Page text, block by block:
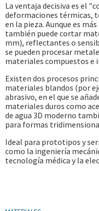
La ventaja decisiva es el
deformaciones térmicas,
en la pieza. Aunque es
también puede cortar
mm), reflectantes o
se pueden procesar
materiales compuestos e
Existen dos procesos
materiales blandos (por
abrasivo, en el que se
materiales duros como
de agua 3D moderno
para formas
Ideal para prototipos y
como la ingeniería
tecnología médica y la